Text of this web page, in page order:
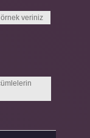
veriniz